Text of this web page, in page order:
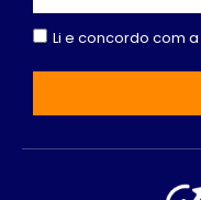
Li e concordo com a